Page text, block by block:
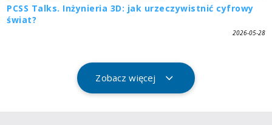
PCSS Talks. Inżynieria 3D: jak urzeczywistnić cyfrowy
świat?
2026-05-28
Zobacz więcej